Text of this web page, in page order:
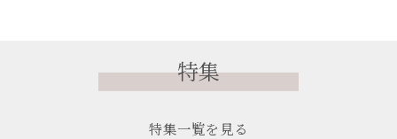
特集
特集一覧を見る